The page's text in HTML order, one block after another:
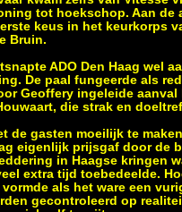
tot hoekschop. Aan de
keus in het keurkorps
Bruin.
ADO Den Haag wel
De paal fungeerde als
Geoffery ingeleide
die strak en
de gasten moeilijk te
eigenlijk prijsgaf door de
in Haagse kringen
extra tijd toebedeelde.
als het ware een
gecontroleerd op